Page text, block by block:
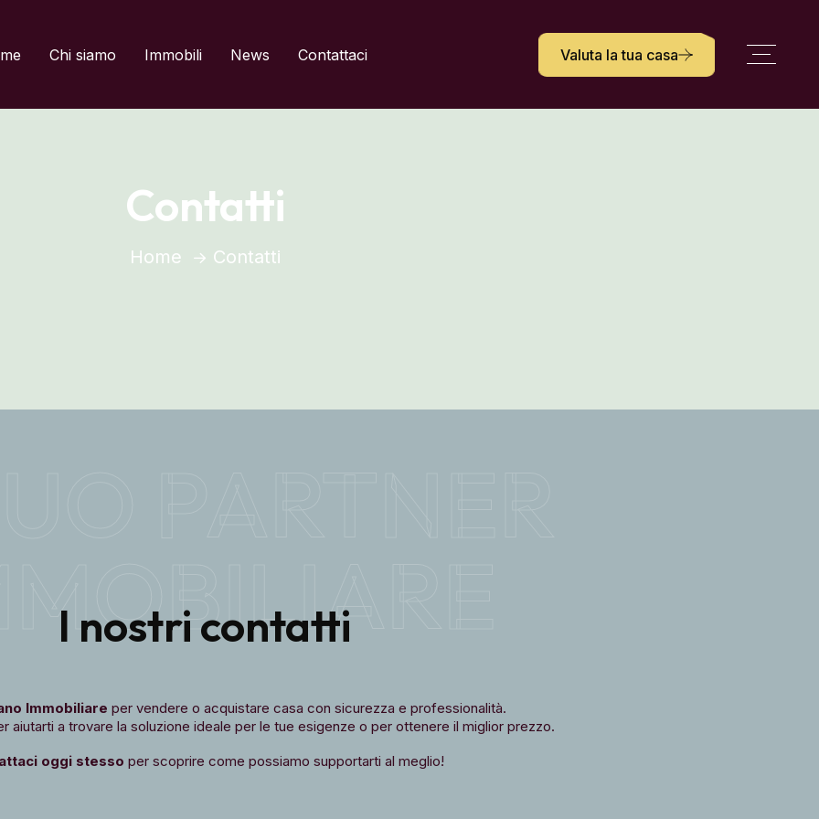
Chi siamo Immobili News Contattaci Valuta la tua casa
titolo
Contatti
Home Contatti
I nostri contatti
Immobiliare per vendere o acquistare casa con sicurezza e professionalità.
aiutarti a trovare la soluzione ideale per le tue esigenze o per ottenere il miglior prezzo.
oggi stesso per scoprire come possiamo supportarti al meglio!